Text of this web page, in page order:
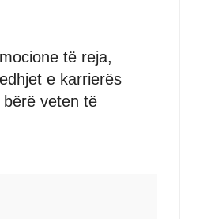
të reja,
e karrierës
veten të